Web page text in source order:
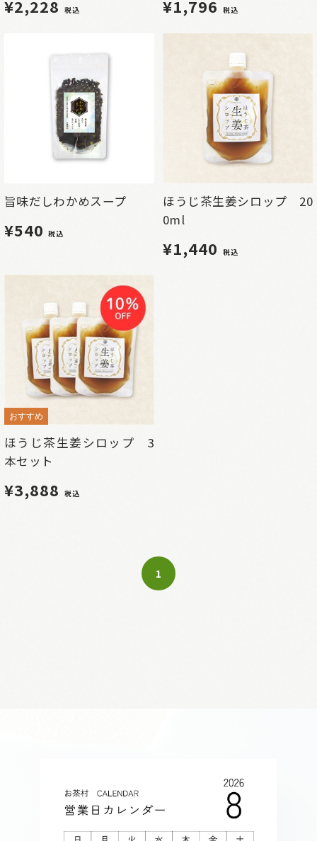
¥2,228 税込 ¥1,796 税込
旨味だしわかめスープ
¥540税込
ほうじ茶生姜シロップ 20
0ml
¥1,440 税込
おすすめ
ほうじ茶生姜シロップ 3
本セット
¥3,888 税込
1